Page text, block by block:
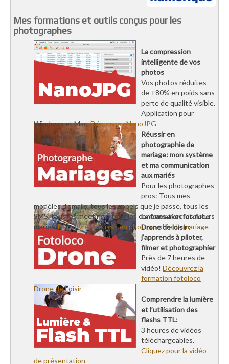
Mes formations et outils conçus pour les
photographes
La compression
intelligente de vos
photos
Vos photos réduites
de +80% en poids sans
perte de qualité visible.
Application pour
Windows et Mac.Découvrez NanoJPG
Réussir en
photographie de
mariage: mon système
et ma communication
aux mariés
Pour les photographes
pros: Tous mes
modèles d’emails, tous les appels que je passe, tous les
SMS, tous les meetings, tous les contrats avec les futurs
mariés.Découvrez Réussir en photographie de mariage
La formation fotoloco
Drone de loisir :
j’apprends à piloter,
filmer et photographier
Près de 7 heures de
vidéo! Découvrez la
formation fotoloco
Drone de Loisir
Comprendre la lumière
et l’utilisation des
flashs TTL:
3 heures de vidéos
téléchargeables.
Cliquez pour la vidéo
de présentation